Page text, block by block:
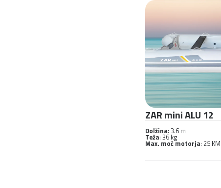
ZAR mini ALU 12
Dolžina: 3.6 m
Teža: 36 kg
Max. moč motorja: 25 KM